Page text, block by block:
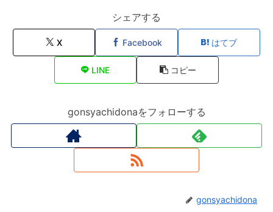
シェアする
X Facebook はてブ
LINE コピー
gonsyachidonaをフォローする
gonsyachidona